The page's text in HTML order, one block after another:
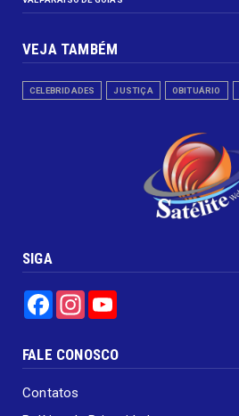
VEJA TAMBÉM
CELEBRIDADES JUSTIÇA OBITUÁRIO
SIGA
FacebookInstagram
FALE CONOSCO
Contatos